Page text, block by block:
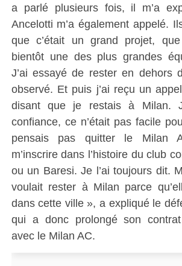
a parlé plusieurs fois, il m’a
Ancelotti m’a également appelé.
que c’était un grand projet,
bientôt une des plus grandes
J’ai essayé de rester en dehors
observé. Et puis j’ai reçu un
disant que je restais à Milan.
confiance, ce n’était pas facile
pensais pas quitter le Milan
m’inscrire dans l’histoire du club
ou un Baresi. Je l’ai toujours dit.
voulait rester à Milan parce
dans cette ville », a expliqué le
qui a donc prolongé son contrat
avec le Milan AC.